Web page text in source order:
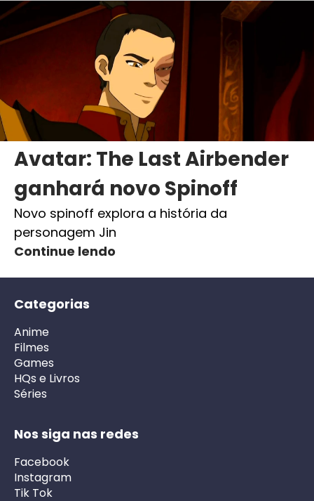
Avatar: The Last Airbender
ganhará novo Spinoff
Novo spinoff explora a história da
personagem Jin
Continue lendo
Categorias
Anime
Filmes
Games
HQs e Livros
Séries
Nos siga nas redes
Facebook
Instagram
Tik Tok